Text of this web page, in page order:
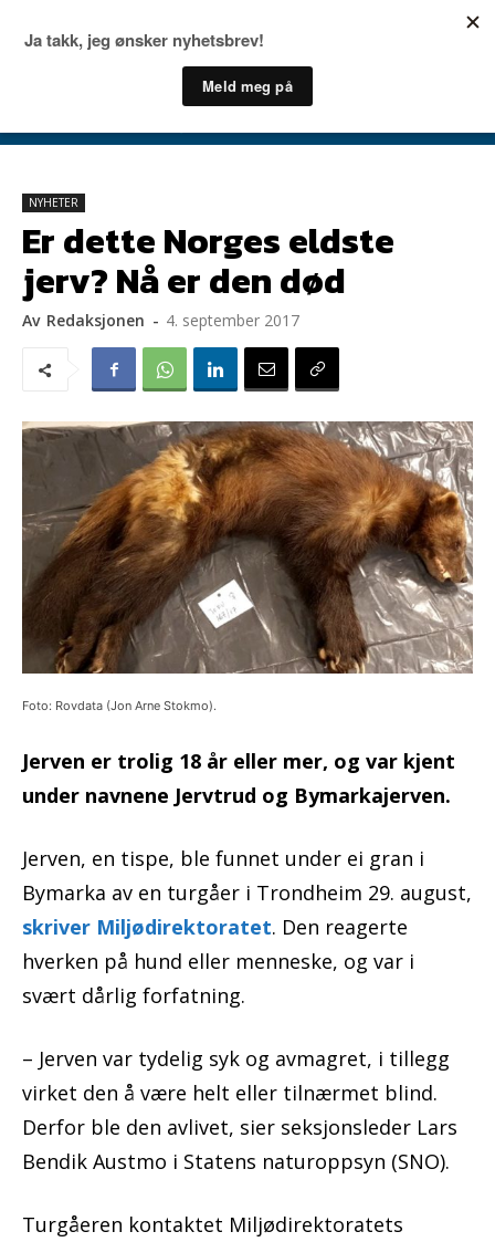
NYHETER
Er dette Norges eldste
jerv? Nå er den død
Av Redaksjonen - 4. september 2017
Foto: Rovdata (Jon Arne Stokmo).
Jerven er trolig 18 år eller mer, og var kjent
under navnene Jervtrud og Bymarkajerven.
Jerven, en tispe, ble funnet under ei gran i
Bymarka av en turgåer i Trondheim 29. august,
skriver Miljødirektoratet. Den reagerte
hverken på hund eller menneske, og var i
svært dårlig forfatning.
– Jerven var tydelig syk og avmagret, i tillegg
virket den å være helt eller tilnærmet blind.
Derfor ble den avlivet, sier seksjonsleder Lars
Bendik Austmo i Statens naturoppsyn (SNO).
Turgåeren kontaktet Miljødirektoratets